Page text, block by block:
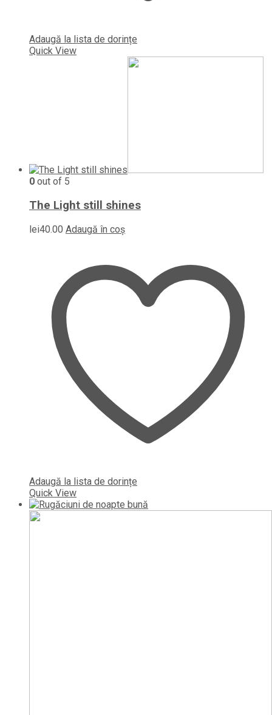
Adaugă la lista de dorințe
Quick View
0 out of 5
The Light still shines
lei40.00 Adaugă în coș
Adaugă la lista de dorințe
Quick View